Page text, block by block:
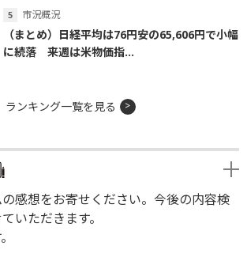
市況概況
（まとめ）日経平均は76円安の65,606円で小幅
に続落 来週は米物価指...
ランキング一覧を見る
感想をお寄せください。今後の内容検
いただきます。